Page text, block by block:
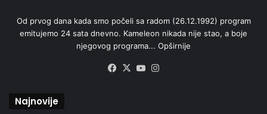
Od prvog dana kada smo počeli sa radom (26.12.1992) program
emitujemo 24 sata dnevno. Kameleon nikada nije stao, a boje
njegovog programa... Opširnije
Facebook
X YouTube
Najnovije